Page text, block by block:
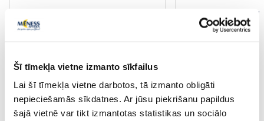
Šī tīmekļa vietne izmanto sīkfailus
Lai šī tīmekļa vietne darbotos, tā izmanto obligāti
nepieciešamās sīkdatnes. Ar jūsu piekrišanu papildus
šajā vietnē var tikt izmantotas statistikas un sociālo
Izmanto punktus iepērkoties
e-menessaptieka.lv!